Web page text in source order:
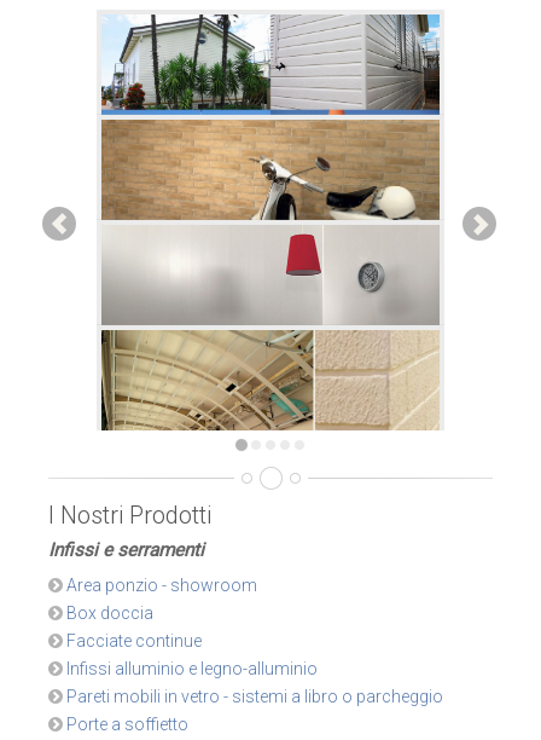
I Nostri Prodotti
Infissi e serramenti
Area ponzio - showroom
Box doccia
Facciate continue
Infissi alluminio e legno-alluminio
Pareti mobili in vetro - sistemi a libro o parcheggio
Porte a soffietto